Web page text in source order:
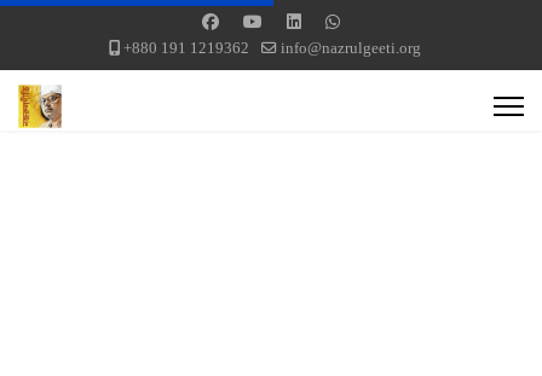
+880 191 1219362 info@nazrulgeeti.org